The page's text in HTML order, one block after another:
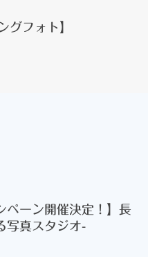
グフォト】
ペーン開催決定！】長
写真スタジオ-